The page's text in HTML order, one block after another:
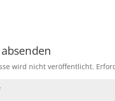
wird nicht veröffentlicht.